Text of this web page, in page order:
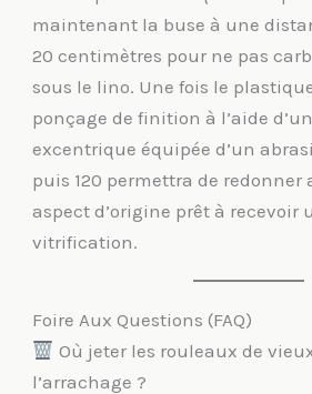
maintenant la buse à une
20 centimètres pour ne pas
sous le lino. Une fois le
ponçage de finition à l’aide
excentrique équipée d’un
puis 120 permettra de redonner
aspect d’origine prêt à recevoir
vitrification.
Foire Aux Questions (FAQ)
Où jeter les rouleaux de
l’arrachage ?